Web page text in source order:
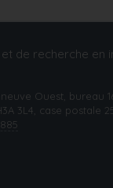
et de recherche en
Ouest, bureau
3L4, case postale